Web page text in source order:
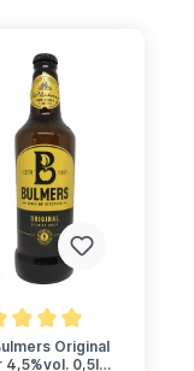
Original
4,5%vol. 0,5l